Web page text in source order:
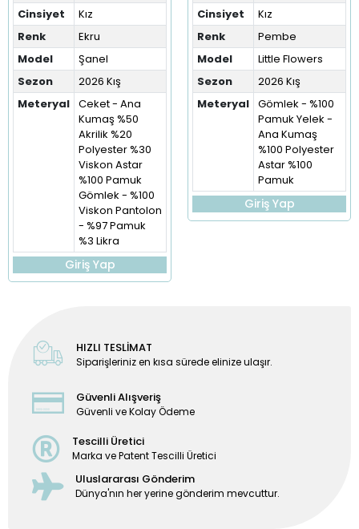
Cinsiyet
Kız
Renk
Ekru
Model
Şanel
Sezon
2026 Kış
Meteryal Ceket - Ana
Kumaş %50
Akrilik %20
Polyester %30
Viskon Astar
%100 Pamuk
Gömlek - %100
Viskon Pantolon
- %97 Pamuk
%3 Likra
Giriş Yap
Cinsiyet
Kız
Renk
Pembe
Model
Little Flowers
Sezon
2026 Kış
Meteryal Gömlek - %100
Pamuk Yelek -
Ana Kumaş
%100 Polyester
Astar %100
Pamuk
Giriş Yap
HIZLI TESLİMAT
Siparişleriniz en kısa sürede elinize ulaşır.
Güvenli Alışveriş
Güvenli ve Kolay Ödeme
Tescilli Üretici
Marka ve Patent Tescilli Üretici
Uluslararası Gönderim
Dünya'nın her yerine gönderim mevcuttur.